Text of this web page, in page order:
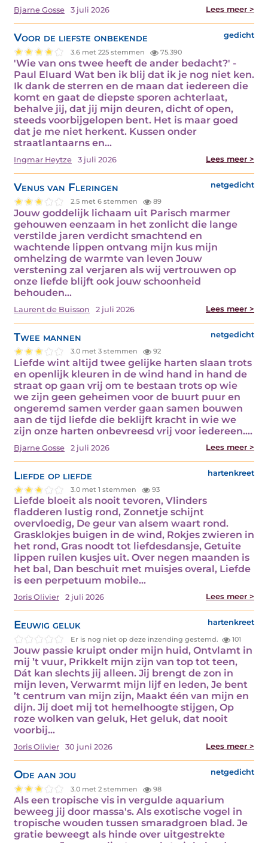
Bjarne Gosse 3 juli 2026 Lees meer >
Voor de liefste onbekende gedicht
3.6 met 225 stemmen 75.390
'Wie van ons twee heeft de ander bedacht?' -
Paul Eluard Wat ben ik blij dat ik je nog niet ken.
Ik dank de sterren en de maan dat iedereen die
komt en gaat de diepste sporen achterlaat,
behalve jij, dat jij mijn deuren, dicht of open,
steeds voorbijgelopen bent. Het is maar goed
dat je me niet herkent. Kussen onder
straatlantaarns en…
Ingmar Heytze 3 juli 2026 Lees meer >
Venus van Fleringen netgedicht
2.5 met 6 stemmen 89
Jouw goddelijk lichaam uit Parisch marmer
gehouwen eenzaam in het zonlicht die lange
verstilde jaren verdicht smachtend en
wachtende lippen ontvang mijn kus mijn
omhelzing de warmte van leven Jouw
verstening zal verjaren als wij vertrouwen op
onze liefde blijft ook jouw schoonheid
behouden…
Laurent de Buisson 2 juli 2026 Lees meer >
Twee mannen netgedicht
3.0 met 3 stemmen 92
Liefde wint altijd twee gelijke harten slaan trots
en openlijk kleuren in de wind hand in hand de
straat op gaan vrij om te bestaan trots op wie
we zijn geen geheimen voor de buurt puur en
ongeremd samen verder gaan samen bouwen
aan de tijd liefde die beklijft kracht in wie we
zijn onze harten onbevreesd vrij voor iedereen.…
Bjarne Gosse 2 juli 2026 Lees meer >
Liefde op liefde hartenkreet
3.0 met 1 stemmen 93
Liefde bloeit als nooit tevoren, Vlinders
fladderen lustig rond, Zonnetje schijnt
overvloedig, De geur van alsem waart rond.
Grasklokjes buigen in de wind, Rokjes zwieren in
het rond, Gras noodt tot liefdesdansje, Getuite
lippen ruilen kusjes uit. Over negen maanden is
het bal, Dan beschuit met muisjes overal, Liefde
is een perpetuum mobile…
Joris Olivier 2 juli 2026 Lees meer >
Eeuwig geluk hartenkreet
Er is nog niet op deze inzending gestemd. 101
Jouw passie kruipt onder mijn huid, Ontvlamt in
mij ’t vuur, Prikkelt mijn zijn van top tot teen,
Dát kan slechts jij alleen. Jij brengt de zon in
mijn leven, Verwarmt mijn lijf en leden, Je bent
’t centrum van mijn zijn, Maakt één van mijn en
dijn. Jij doet mij tot hemelhoogte stijgen, Op
roze wolken van geluk, Het geluk, dat nooit
voorbij…
Joris Olivier 30 juni 2026 Lees meer >
Ode aan jou netgedicht
3.0 met 2 stemmen 98
Als een tropische vis in vergulde aquarium
beweeg jij door massa's. Als exotische vogel in
tropische wouden tussen smaradgroen blad. Je
gratie beweegt als hinde over uitgestrekte